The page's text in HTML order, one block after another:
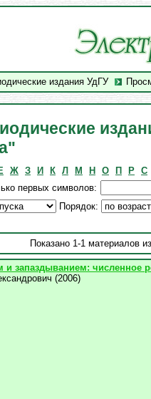
издания УдГУ
Ж З И К Л М Н О П Р С
первых символов:
Порядок:
Показано 1-1 материалов
и запаздыванием: численное
(2006)